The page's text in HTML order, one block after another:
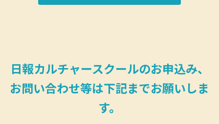
日報カルチャースクールのお申込み、
お問い合わせ等は下記までお願いしま
す。